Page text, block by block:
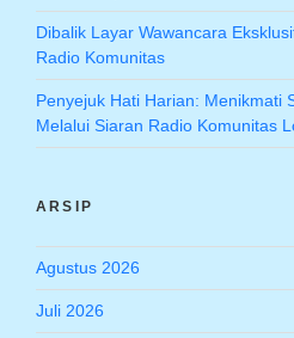
Dibalik Layar Wawancara
Radio Komunitas
Penyejuk Hati Harian: Menikmati
Melalui Siaran Radio Komunitas
ARSIP
Agustus 2026
Juli 2026